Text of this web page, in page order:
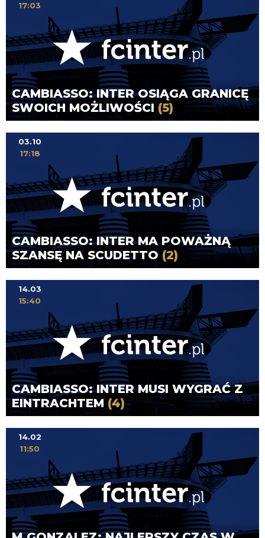
CAMBIASSO: INTER OSIĄGA GRANICĘ
SWOICH MOŻLIWOŚCI(5)
17:03
CAMBIASSO: INTER MA POWAŻNĄ
SZANSĘ NA SCUDETTO(2)
03.10
17:18
CAMBIASSO: INTER MUSI WYGRAĆ Z
EINTRACHTEM(4)
14.03
15:40
14.02
11:50